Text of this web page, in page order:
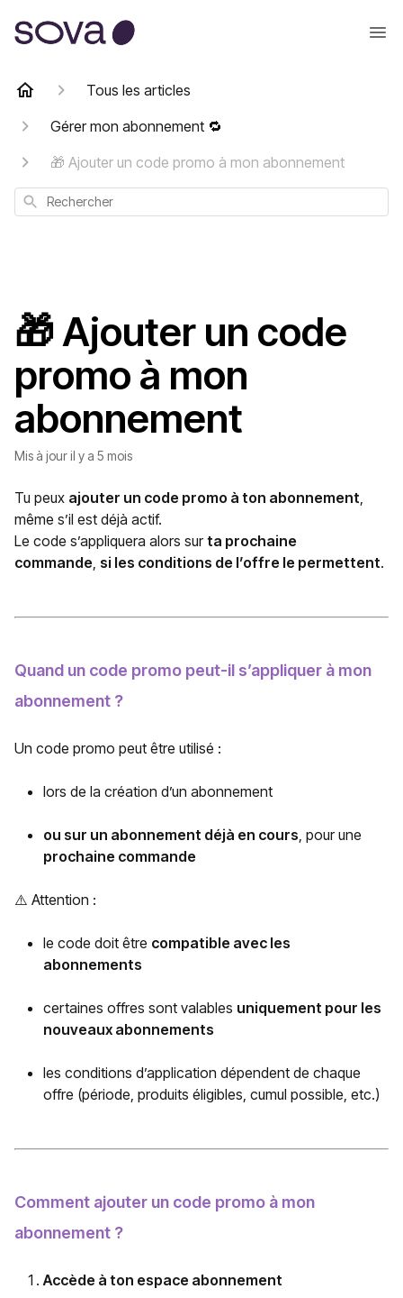
Tous les articles
Gérer mon abonnement 🔁
🎁 Ajouter un code promo à mon abonnement
Rechercher
🎁 Ajouter un code
promo à mon
abonnement
Mis à jouril y a 5 mois
Tu peux ajouter un code promo à ton abonnement,
même s’il est déjà actif.
Le code s’appliquera alors surta prochaine
commande, si les conditions de l’offre le permettent.
Quand un code promo peut-il s’appliquer à mon
abonnement ?
Un code promo peut être utilisé :
lors de la création d’un abonnement
ou sur un abonnement déjà en cours, pour une
prochaine commande
⚠️ Attention :
le code doit être compatible avec les
abonnements
certaines offres sont valables uniquement pour les
nouveaux abonnements
les conditions d’application dépendent de chaque
offre (période, produits éligibles, cumul possible, etc.)
Comment ajouter un code promo à mon
abonnement ?
Accède à ton espace abonnement